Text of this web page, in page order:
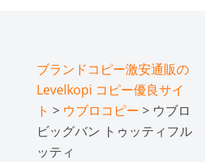
ブランドコピー激安通販の
Levelkopi コピー優良サイ
ト > ウブロコピー > ウブロ
ビッグバン トゥッティフル
ッティ